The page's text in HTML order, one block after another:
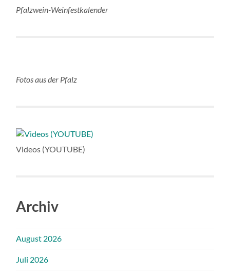
Pfalzwein-Weinfestkalender
Fotos aus der Pfalz
Videos (YOUTUBE)
Archiv
August 2026
Juli 2026